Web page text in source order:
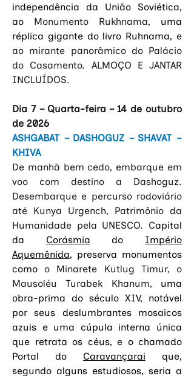
independência da União Soviética,
ao Monumento Rukhnama, uma
réplica gigante do livro Ruhnama, e
ao mirante panorâmico do Palácio
do Casamento. ALMOÇO E JANTAR
INCLUÍDOS.
Dia 7 – Quarta-feira – 14 de outubro
de 2026
ASHGABAT – DASHOGUZ – SHAVAT –
KHIVA
De manhã bem cedo, embarque em
voo com destino a Dashoguz.
Desembarque e percurso rodoviário
até Kunya Urgench, Patrimônio da
Humanidade pela UNESCO. Capital
da Corásmia do Império
Aquemênida, preserva monumentos
como o Minarete Kutlug Timur, o
Mausoléu Turabek Khanum, uma
obra-prima do século XIV, notável
por seus deslumbrantes mosaicos
azuis e uma cúpula interna única
que retrata os céus, e o chamado
Portal do Caravançarai que,
segundo alguns estudiosos, seria a